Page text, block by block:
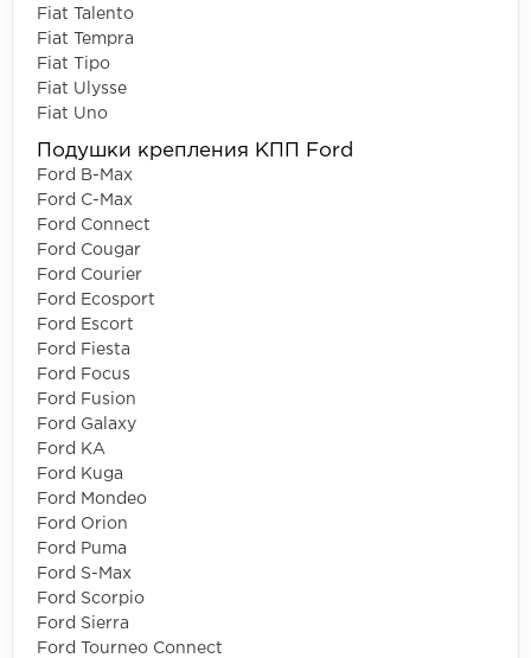
Fiat Talento
Fiat Tempra
Fiat Tipo
Fiat Ulysse
Fiat Uno
Подушки крепления КПП Ford
Ford B-Max
Ford C-Max
Ford Connect
Ford Cougar
Ford Courier
Ford Ecosport
Ford Escort
Ford Fiesta
Ford Focus
Ford Fusion
Ford Galaxy
Ford KA
Ford Kuga
Ford Mondeo
Ford Orion
Ford Puma
Ford S-Max
Ford Scorpio
Ford Sierra
Ford Tourneo Connect